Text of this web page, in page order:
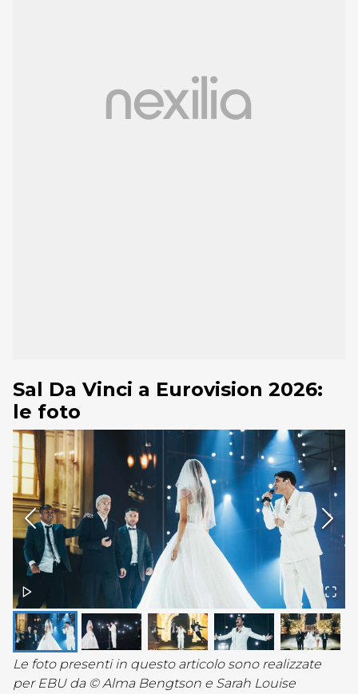
Sal Da Vinci a Eurovision 2026:
le foto
Le foto presenti in questo articolo sono realizzate
per EBU da © Alma Bengtson e Sarah Louise